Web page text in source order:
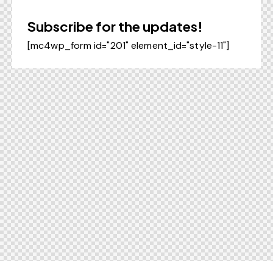
Subscribe for the updates!
[mc4wp_form id="201" element_id="style-11"]